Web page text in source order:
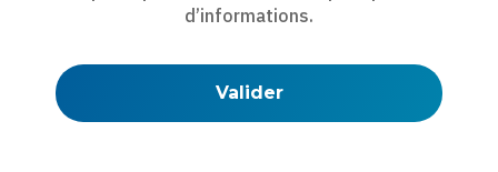
d’informations.